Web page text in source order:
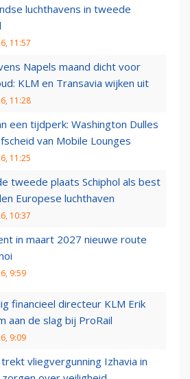
luchthavens in tweede
11:57
Napels maand dicht voor
KLM en Transavia wijken uit
11:28
een tijdperk: Washington Dulles
van Mobile Lounges
11:25
tweede plaats Schiphol als best
Europese luchthaven
10:37
in maart 2027 nieuwe route
9:59
financieel directeur KLM Erik
aan de slag bij ProRail
9:09
trekt vliegvergunning Izhavia in